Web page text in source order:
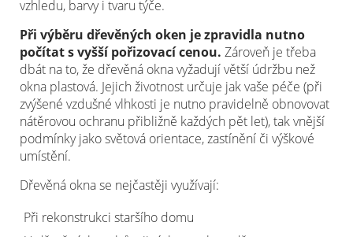
vzhledu, barvy i tvaru týče.
Při výběru dřevěných oken je zpravidla nutno
počítat s vyšší pořizovací cenou. Zároveň je třeba
dbát na to, že dřevěná okna vyžadují větší údržbu než
okna plastová. Jejich životnost určuje jak vaše péče (při
zvýšené vzdušné vlhkosti je nutno pravidelně obnovovat
nátěrovou ochranu přibližně každých pět let), tak vnější
podmínky jako světová orientace, zastínění či výškové
umístění.
Dřevěná okna se nejčastěji využívají:
Při rekonstrukci staršího domu